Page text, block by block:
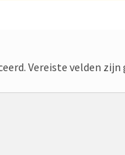
Vereiste velden